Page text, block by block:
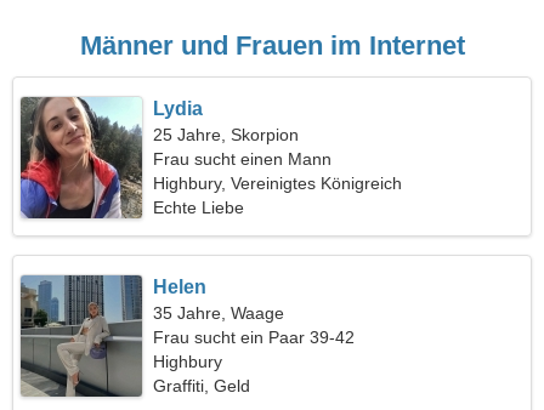
Männer und Frauen im Internet
Lydia
25 Jahre, Skorpion
Frau sucht einen Mann
Highbury, Vereinigtes Königreich
Echte Liebe
Helen
35 Jahre, Waage
Frau sucht ein Paar 39-42
Highbury
Graffiti, Geld